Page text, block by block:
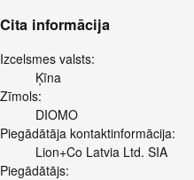
Cita informācija
Izcelsmes valsts:
Ķīna
Zīmols:
DIOMO
Piegādātāja kontaktinformācija:
Lion+Co Latvia Ltd. SIA
Piegādātājs: